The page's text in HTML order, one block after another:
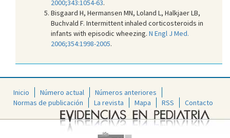
2000;343:1054-63.
Bisgaard H, Hermansen MN, Loland L, Halkjaer LB,
Buchvald F. Intermittent inhaled corticosteroids in
infants with episodic wheezing. N Engl J Med.
2006;354:1998-2005.
Inicio Número actual
Números anteriores
Normas de publicación
La revista Mapa RSS Contacto